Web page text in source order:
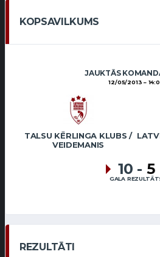
KOPSAVILKUMS
JAUKTĀS
12/05/2013
TALSU KĒRLINGA KLUBS /
VEIDEMANIS
10 - 5
GALA
REZULTĀTI